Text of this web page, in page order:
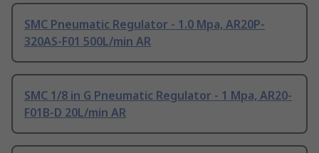
SMC Pneumatic Regulator - 1.0 Mpa, AR20P-
320AS-F01 500L/min AR
SMC 1/8 in G Pneumatic Regulator - 1 Mpa, AR20-
F01B-D 20L/min AR